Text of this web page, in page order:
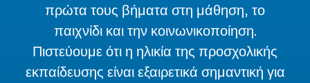
πρώτα τους βήματα στη μάθηση, το
παιχνίδι και την κοινωνικοποίηση.
Πιστεύουμε ότι η ηλικία της προσχολικής
εκπαίδευσης είναιεξαιρετικά σημαντική για